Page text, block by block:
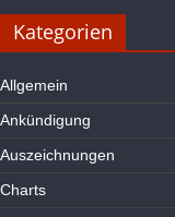
Kategorien
Allgemein
Ankündigung
Auszeichnungen
Charts